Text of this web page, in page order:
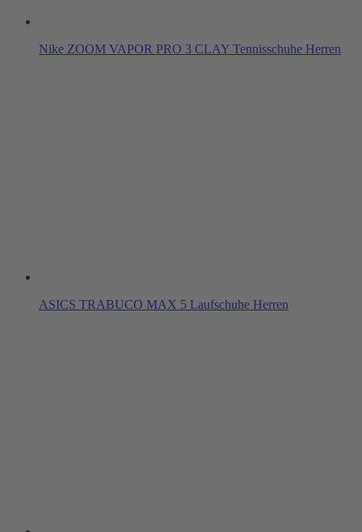
Nike ZOOM VAPOR PRO 3 CLAY Tennisschuhe Herren
ASICS TRABUCO MAX 5 Laufschuhe Herren